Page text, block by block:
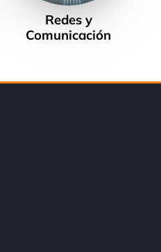
Redes y
Comunicación